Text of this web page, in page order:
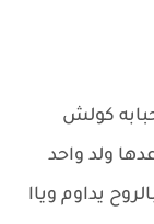
حبابه كولش
ولد واحد
بالروح يداوم وياا